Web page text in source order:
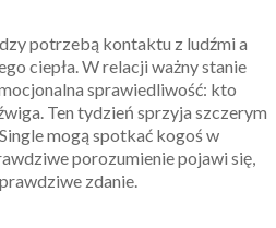
potrzebą kontaktu z ludźmi a
ciepła. W relacji ważny stanie
sprawiedliwość: kto
Ten tydzień sprzyja szczerym
mogą spotkać kogoś w
porozumienie pojawi się,
zdanie.